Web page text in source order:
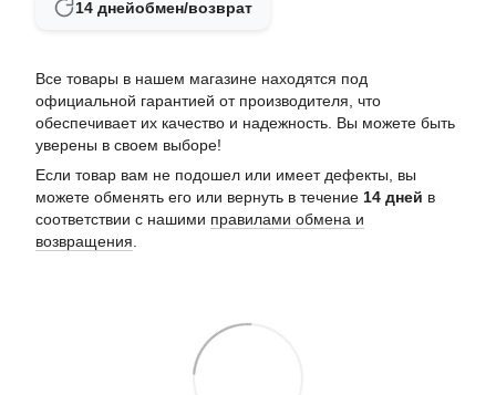
14 днейобмен/возврат
Все товары в нашем магазине находятся под
официальной гарантией от производителя, что
обеспечивает их качество и надежность. Вы можете быть
уверены в своем выборе!
Если товар вам не подошел или имеет дефекты, вы
можете обменять его или вернуть в течение 14 дней в
соответствии с нашими правилами обмена и
возвращения